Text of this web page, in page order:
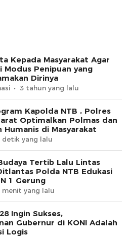
Kepada Masyarakat Agar
Modus Penipuan yang
Dirinya
3 tahun yang lalu
Kapolda NTB , Polres
Optimalkan Polmas dan
Humanis di Masyarakat
detik yang lalu
Tertib Lalu Lintas
Polda NTB Edukasi
1 Gerung
menit yang lalu
Ingin Sukses,
Gubernur di KONI Adalah
Logis